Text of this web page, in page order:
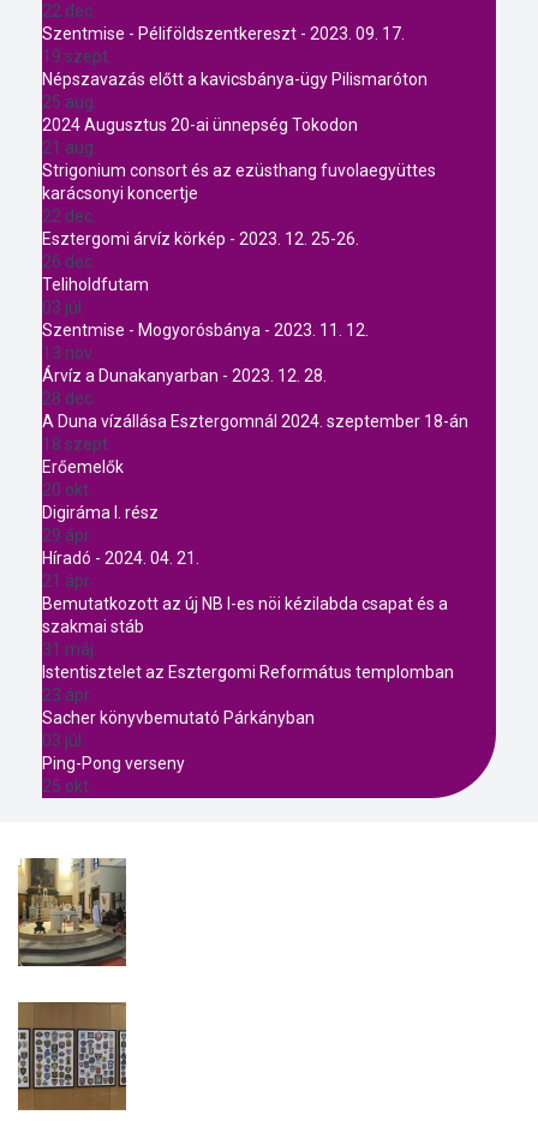
22 dec.
Szentmise - Péliföldszentkereszt - 2023. 09. 17.
19 szept.
Népszavazás előtt a kavicsbánya-ügy Pilismaróton
25 aug.
2024 Augusztus 20-ai ünnepség Tokodon
21 aug.
Strigonium consort és az ezüsthang fuvolaegyüttes
karácsonyi koncertje
22 dec.
Esztergomi árvíz körkép - 2023. 12. 25-26.
26 dec.
Teliholdfutam
03 júl.
Szentmise - Mogyorósbánya - 2023. 11. 12.
13 nov.
Árvíz a Dunakanyarban - 2023. 12. 28.
28 dec.
A Duna vízállása Esztergomnál 2024. szeptember 18-án
18 szept.
Erőemelők
20 okt.
Digiráma I. rész
29 ápr.
Híradó - 2024. 04. 21.
21 ápr.
Bemutatkozott az új NB I-es nöi kézilabda csapat és a
szakmai stáb
31 máj.
Istentisztelet az Esztergomi Református templomban
23 ápr.
Sacher könyvbemutató Párkányban
03 júl.
Ping-Pong verseny
25 okt.